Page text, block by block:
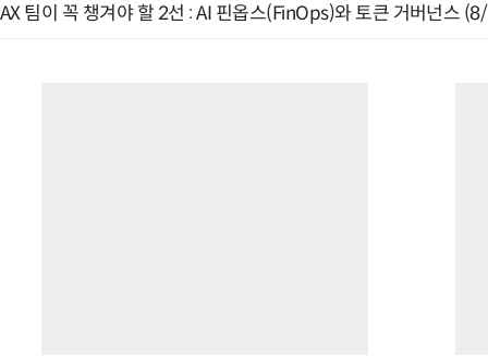
AX 팀이 꼭 챙겨야 할 2선 : AI 핀옵스(FinOps)와 토큰 거버넌스